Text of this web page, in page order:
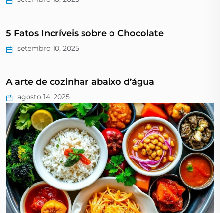
5 Fatos Incríveis sobre o Chocolate
setembro 10, 2025
A arte de cozinhar abaixo d’água
agosto 14, 2025